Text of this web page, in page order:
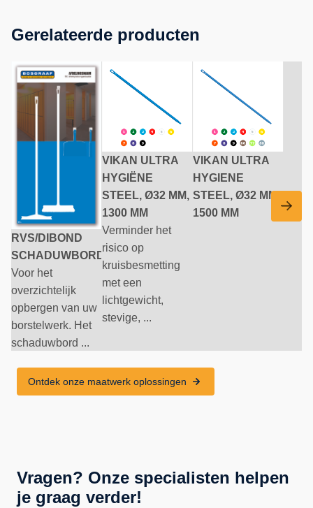
Gerelateerde producten
RVS/DIBOND
SCHADUWBORD
Voor het
overzichtelijk
opbergen van uw
borstelwerk. Het
schaduwbord ...
VIKAN ULTRA
HYGIËNE
STEEL, Ø32 MM,
1300 MM
Verminder het
risico op
kruisbesmetting
met een
lichtgewicht,
stevige, ...
VIKAN ULTRA
HYGIENE
STEEL, Ø32 MM,
1500 MM
Ontdek onze maatwerk oplossingen
Vragen? Onze specialisten helpen
je graag verder!